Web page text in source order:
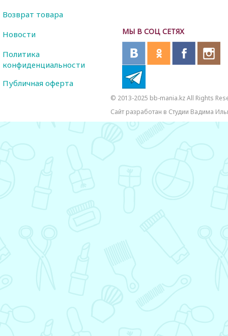
МЫ В СОЦ СЕТЯХ
Возврат товара
Новости
Политика
конфиденциальности
Публичная оферта
© 2013-2025 bb-mania.kz All Rights
Сайт разработан в Студии Вадима